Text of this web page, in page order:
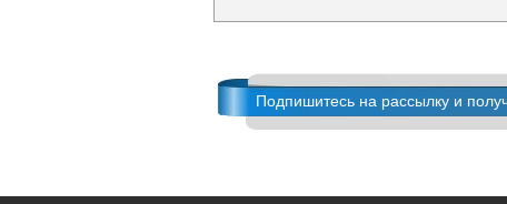
Подпишитесь на рассылку и